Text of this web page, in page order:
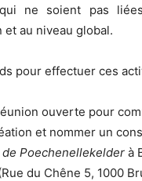
qui ne soient pas
et au niveau global.
pour effectuer ces
ouverte pour
et nommer un
de Poechenellekelder à
du Chêne 5, 1000